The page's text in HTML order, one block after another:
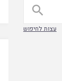

עצות לחיפוש